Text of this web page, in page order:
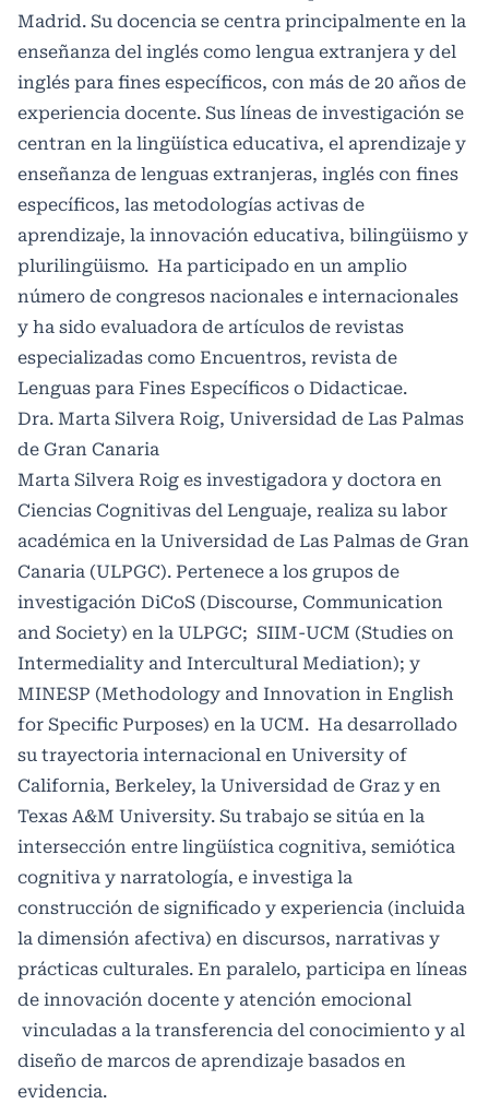
Madrid. Su docencia se centra principalmente en la
enseñanza del inglés como lengua extranjera y del
inglés para fines específicos, con más de 20 años de
experiencia docente. Sus líneas de investigación se
centran en la lingüística educativa, el aprendizaje y
enseñanza de lenguas extranjeras, inglés con fines
específicos, las metodologías activas de
aprendizaje, la innovación educativa, bilingüismo y
plurilingüismo. Ha participado en un amplio
número de congresos nacionales e internacionales
y ha sido evaluadora de artículos de revistas
especializadas como Encuentros, revista de
Lenguas para Fines Específicos o Didacticae.
Dra. Marta Silvera Roig, Universidad de Las Palmas
de Gran Canaria
Marta Silvera Roig es investigadora y doctora en
Ciencias Cognitivas del Lenguaje, realiza su labor
académica en la Universidad de Las Palmas de Gran
Canaria (ULPGC). Pertenece a los grupos de
investigación DiCoS (Discourse, Communication
and Society) en la ULPGC; SIIM-UCM (Studies on
Intermediality and Intercultural Mediation); y
MINESP (Methodology and Innovation in English
for Specific Purposes) en la UCM. Ha desarrollado
su trayectoria internacional en University of
California, Berkeley, la Universidad de Graz y en
Texas A&M University. Su trabajo se sitúa en la
intersección entre lingüística cognitiva, semiótica
cognitiva y narratología, e investiga la
construcción de significado y experiencia (incluida
la dimensión afectiva) en discursos, narrativas y
prácticas culturales. En paralelo, participa en líneas
de innovación docente y atención emocional
vinculadas a la transferencia del conocimiento y al
diseño de marcos de aprendizaje basados en
evidencia.